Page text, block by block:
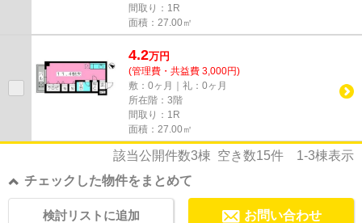
間取り：1R
面積：27.00㎡
4.2万円
(管理費・共益費 3,000円)
敷：0ヶ月｜礼：0ヶ月
所在階：3階
間取り：1R
面積：27.00㎡
該当公開件数3棟 空き数15件 1-3棟表示
チェックした物件をまとめて
お問い合わせ
検討リストに追加